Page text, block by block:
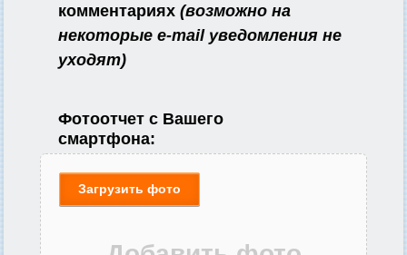
комментариях (возможно на
некоторые e-mail уведомления не
уходят)
Фотоотчет с Вашего
смартфона:
Загрузить фото